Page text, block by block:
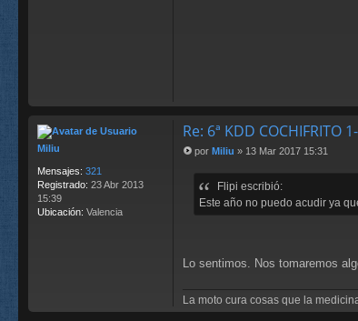
Miliu
Mensajes: 321
Registrado: 23 Abr 2013
15:39
Ubicación: Valencia
Re: 6ª KDD COCHIFRITO
e
a
por Miliu » 13 Mar 2017 15:31
Flipi escribió:
Este año no puedo acudir ya
Lo sentimos. Nos tomaremos
La moto cura cosas que la